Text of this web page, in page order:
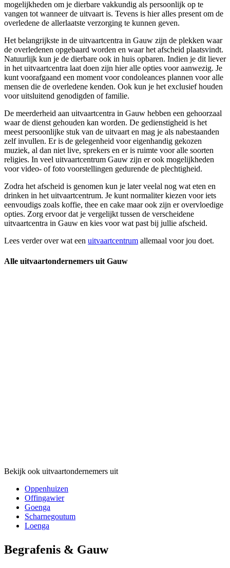
mogelijkheden om je dierbare vakkundig als persoonlijk op te
vangen tot wanneer de uitvaart is. Tevens is hier alles present om de
overledene de allerlaatste verzorging te kunnen geven.
Het belangrijkste in de uitvaartcentra in Gauw zijn de plekken waar
de overledenen opgebaard worden en waar het afscheid plaatsvindt.
Natuurlijk kun je de dierbare ook in huis opbaren. Indien je dit liever
in het uitvaartcentra laat doen zijn hier alle opties voor aanwezig. Je
kunt voorafgaand een moment voor condoleances plannen voor alle
mensen die de overledene kenden. Ook kun je het exclusief houden
voor uitsluitend genodigden of familie.
De meerderheid aan uitvaartcentra in Gauw hebben een gehoorzaal
waar de dienst gehouden kan worden. De gedienstigheid is het
meest persoonlijke stuk van de uitvaart en mag je als nabestaanden
zelf invullen. Er is de gelegenheid voor eigenhandig gekozen
muziek, al dan niet live, sprekers en er is ruimte voor alle soorten
religies. In veel uitvaartcentrum Gauw zijn er ook mogelijkheden
voor video- of foto voorstellingen gedurende de plechtigheid.
Zodra het afscheid is genomen kun je later veelal nog wat eten en
drinken in het uitvaartcentrum. Je kunt normaliter kiezen voor iets
eenvoudigs zoals koffie, thee en cake maar ook zijn er overvloedige
opties. Zorg ervoor dat je vergelijkt tussen de verscheidene
uitvaartcentra in Gauw en kies voor wat past bij jullie afscheid.
Lees verder over wat een uitvaartcentrum allemaal voor jou doet.
Alle uitvaartondernemers uit Gauw
Bekijk ook uitvaartondernemers uit
Oppenhuizen
Offingawier
Goenga
Scharnegoutum
Loenga
Begrafenis & Gauw